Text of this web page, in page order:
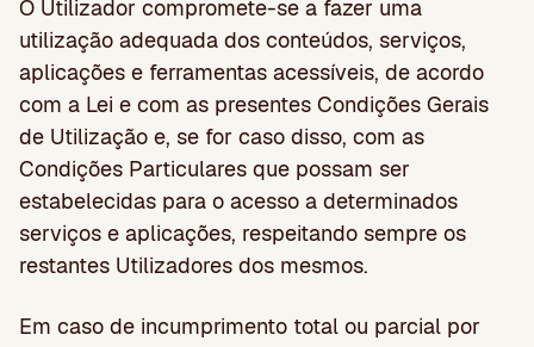
O Utilizador compromete-se a fazer uma
utilização adequada dos conteúdos, serviços,
aplicações e ferramentas acessíveis, de acordo
com a Lei e com as presentes Condições Gerais
de Utilização e, se for caso disso, com as
Condições Particulares que possam ser
estabelecidas para o acesso a determinados
serviços e aplicações, respeitando sempre os
restantes Utilizadores dos mesmos.
Em caso de incumprimento total ou parcial por